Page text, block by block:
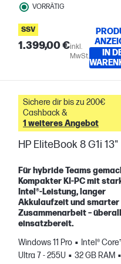
VORRÄTIG
SSV
1.399,00 €inkl.
MwSt.
IN
Sichere dir bis zu 200€
Cashback &
1 weiteres Angebot
HP EliteBook 8 G1i 13"
Für hybride Teams
Kompakter KI-PC mit
Intel®-Leistung, langer
Akkulaufzeit und smarter
Zusammenarbeit – überall
einsatzbereit.
Windows 11 Pro
Intel®
Ultra 7 - 255U
32 GB RAM